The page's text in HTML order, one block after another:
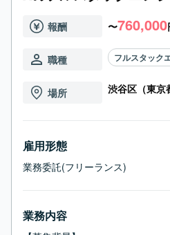
報酬 〜760,000
職種 フルスタック
場所 渋谷区（東京
雇用形態
業務委託(フリーランス)
業務内容